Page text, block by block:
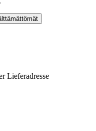
Lieferadresse